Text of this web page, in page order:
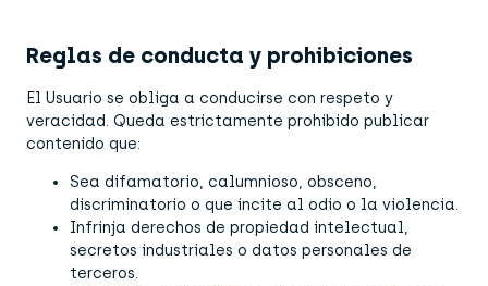
Reglas de conducta y prohibiciones
El Usuario se obliga a conducirse con respeto y
veracidad. Queda estrictamente prohibido publicar
contenido que:
Sea difamatorio, calumnioso, obsceno,
discriminatorio o que incite al odio o la violencia.
Infrinja derechos de propiedad intelectual,
secretos industriales o datos personales de
terceros.